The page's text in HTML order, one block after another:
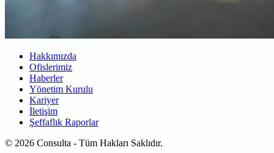
Hakkımızda
Ofislerimiz
Haberler
Yönetim Kurulu
Kariyer
İletişim
Şeffaflık Raporlar
© 2026 Consulta - Tüm Hakları Saklıdır.